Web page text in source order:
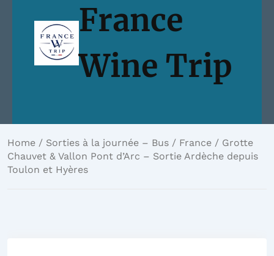
France
Wine Trip
Home / Sorties à la journée – Bus / France / Grotte
Chauvet & Vallon Pont d’Arc – Sortie Ardèche depuis
Toulon et Hyères